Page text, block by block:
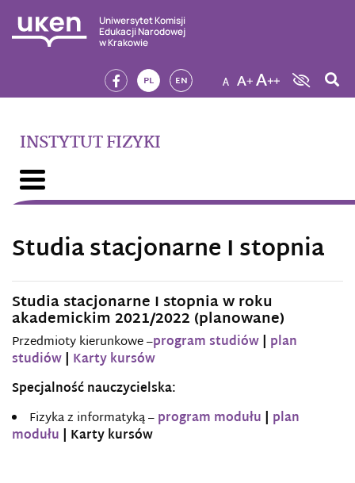
Uniwersytet Komisji
Edukacji Narodowej
w Krakowie
PL EN
INSTYTUT FIZYKI
Studia stacjonarne I stopnia
Studia stacjonarne I stopnia w roku
akademickim 2021/2022 (planowane)
Przedmioty kierunkowe –program studiów plan
studiów Karty kursów
Specjalność nauczycielska:
Fizyka z informatyką –program modułu plan
modułu | Karty kursów